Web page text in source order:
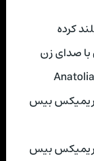
کرده
با صدای زن
ریمیکس بیس
ریمیکس بیس